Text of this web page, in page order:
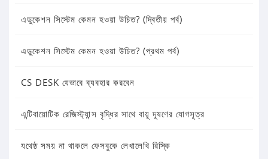
এডুকেশন সিস্টেম কেমন হওয়া উচিত? (দ্বিতীয় পর্ব)
এডুকেশন সিস্টেম কেমন হওয়া উচিত? (প্রথম পর্ব)
CS DESK যেভাবে ব্যবহার করবেন
এন্টিবায়োটিক রেজিস্ট্যান্স বৃদ্ধির সাথে বায়ূ দূষণের যোগসূত্র
যথেষ্ঠ সময় না থাকলে ফেসবুকে লেখালেখি রিস্কি